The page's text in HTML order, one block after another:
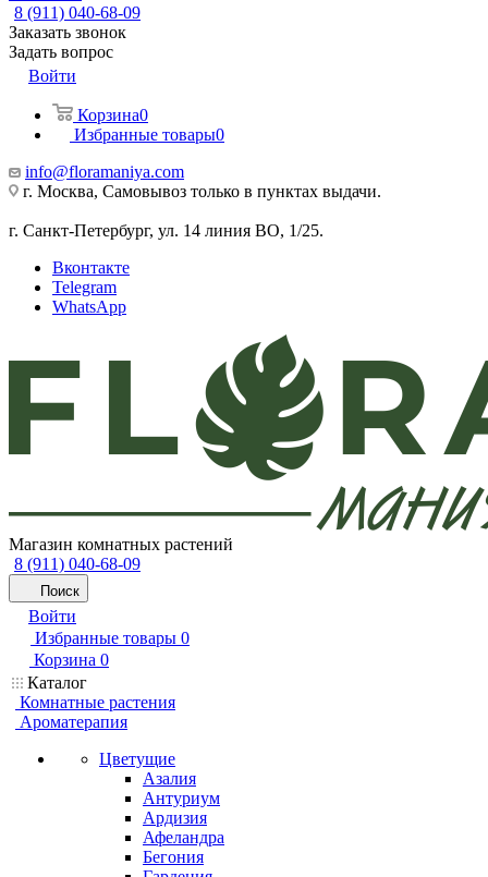
8 (911) 040-68-09
Заказать звонок
Задать вопрос
Войти
Корзина0
Избранные товары0
info@floramaniya.com
г. Москва, Самовывоз только в пунктах выдачи.
г. Санкт-Петербург, ул. 14 линия ВО, 1/25.
Вконтакте
Telegram
WhatsApp
Магазин комнатных растений
8 (911) 040-68-09
Поиск
Войти
Избранные товары 0
Корзина 0
Каталог
Комнатные растения
Ароматерапия
Цветущие
Азалия
Антуриум
Ардизия
Афеландра
Бегония